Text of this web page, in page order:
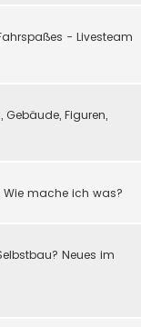
- Livesteam
Figuren,
Wie mache ich was?
Neues im